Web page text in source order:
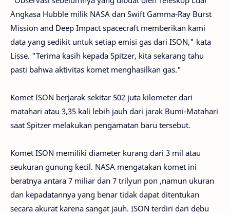
Angkasa Hubble milik NASA dan Swift Gamma-Ray Burst
Mission and Deep Impact spacecraft memberikan kami
data yang sedikit untuk setiap emisi gas dari ISON," kata
Lisse. "Terima kasih kepada Spitzer, kita sekarang tahu
pasti bahwa aktivitas komet menghasilkan gas."
Komet ISON berjarak sekitar 502 juta kilometer dari
matahari atau 3,35 kali lebih jauh dari jarak Bumi-Matahari
saat Spitzer melakukan pengamatan baru tersebut.
Komet ISON memiliki diameter kurang dari 3 mil atau
seukuran gunung kecil. NASA mengatakan komet ini
beratnya antara 7 miliar dan 7 trilyun pon ,namun ukuran
dan kepadatannya yang benar tidak dapat ditentukan
secara akurat karena sangat jauh. ISON terdiri dari debu